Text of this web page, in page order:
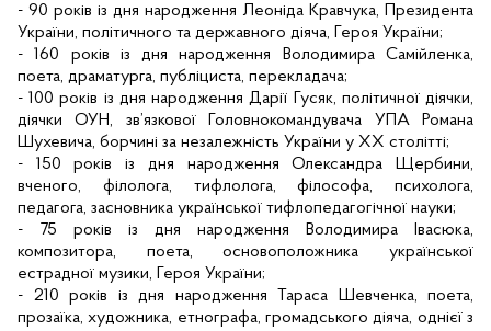
- 90 років із дня народження Леоніда Кравчука, Президента
України, політичного та державного діяча, Героя України;
- 160 років із дня народження Володимира Самійленка,
поета, драматурга, публіциста, перекладача;
- 100 років із дня народження Дарії Гусяк, політичної діячки,
діячки ОУН, зв’язкової Головнокомандувача УПА Романа
Шухевича, борчині за незалежність України у XX столітті;
- 150 років із дня народження Олександра Щербини,
вченого, філолога, тифлолога, філософа, психолога,
педагога, засновника української тифлопедагогічної науки;
- 75 років із дня народження Володимира Івасюка,
композитора, поета, основоположника української
естрадної музики, Героя України;
- 210 років із дня народження Тараса Шевченка, поета,
прозаїка, художника, етнографа, громадського діяча, однієї з